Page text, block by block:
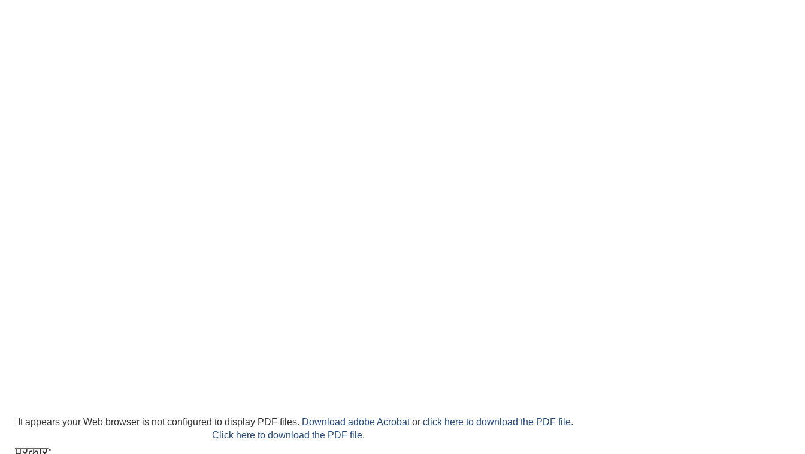
It appears your Web browser is not configured to display PDF files. Download adobe Acrobator click here to download the PDF file.
Click here to download the PDF file.